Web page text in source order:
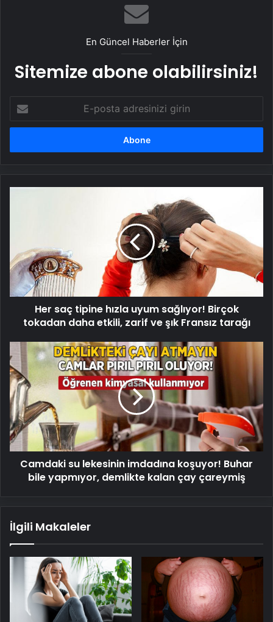
En Güncel Haberler İçin
Sitemize abone olabilirsiniz!
posta
adresinizi
sağlıyor!
Birçok
tokadan
daha
zarif
Fransız
tarağı
Her saç tipine hızla uyum sağlıyor! Birçok
tokadan daha etkili, zarif ve şık Fransız tarağı
Camdaki
su
lekesinin
imdadına
koşuyor!
Buhar
bile
yapmıyor,
demlikte
kalanCamdaki su lekesinin imdadına koşuyor! Buhar
bile yapmıyor, demlikte kalan çay çareymiş
İlgili Makaleler